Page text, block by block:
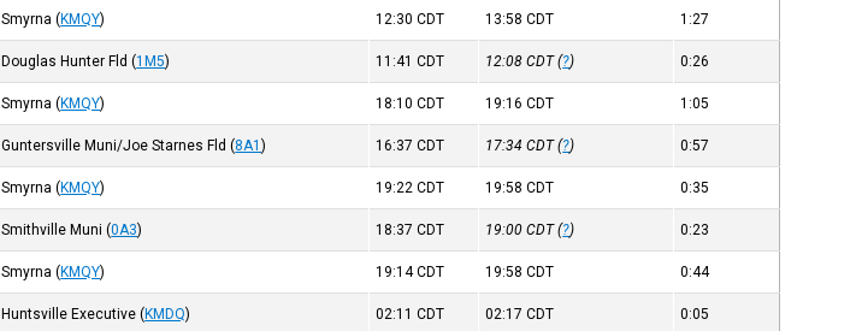
Smyrna (KMQY) 12:30CDT 13:58CDT 1:27
Douglas Hunter Fld (1M5) 11:41CDT 12:08CDT(?) 0:26
Smyrna (KMQY) 18:10CDT 19:16CDT 1:05
Guntersville Muni/Joe Starnes Fld (8A1) 16:37CDT 17:34CDT(?) 0:57
Smyrna (KMQY) 19:22CDT 19:58CDT 0:35
Smithville Muni (0A3) 18:37CDT 19:00CDT(?) 0:23
Smyrna (KMQY) 19:14CDT 19:58CDT 0:44
Huntsville Executive (KMDQ) 02:11CDT 02:17CDT 0:05